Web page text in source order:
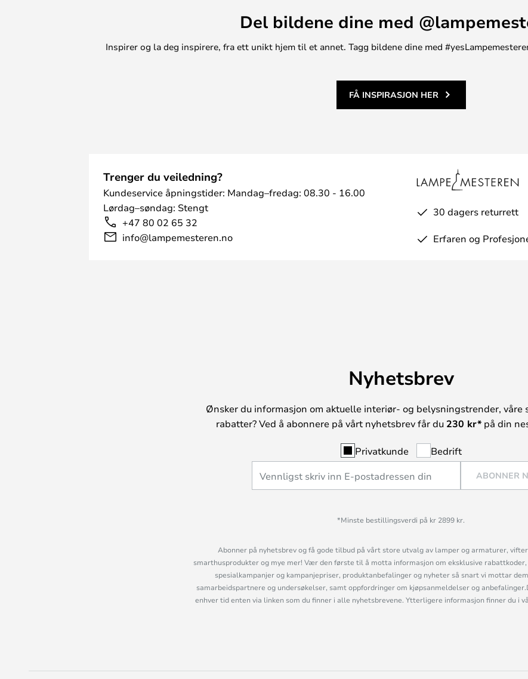
Del bildene dine med
Inspirer og la deg inspirere, fra ett unikt hjem til et annet. Tagg bildene dine med
FÅ INSPIRASJON HER
Trenger du veiledning?
Kundeservice åpningstider: Mandag–fredag: 08.30 - 16.00
Lørdag–søndag: Stengt
+47 80 02 65 32
info@lampemesteren.no
30 dagers returrett
Erfaren og
Nyhetsbrev
Ønsker du informasjon om aktuelle interiør- og belysningstrender, våre
rabatter? Ved å abonnere på vårt nyhetsbrev får du 230 kr*på din
Privatkunde Bedrift
ABONNER
*Minste bestillingsverdi på kr 2899 kr.
Abonner på nyhetsbrev og få gode tilbud på vårt store utvalg av lamper og armaturer,
smarthusprodukter og mye mer! Vær den første til å motta informasjon om eksklusive
spesialkampanjer og kampanjepriser, produktanbefalinger og nyheter så snart vi mottar
samarbeidspartnere og undersøkelser, samt oppfordringer om kjøpsanmeldelser og
enhver tid enten via linken som du finner i alle nyhetsbrevene. Ytterligere informasjon finner du i